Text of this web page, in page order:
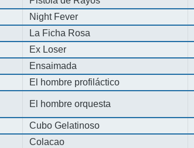
Night Fever
La Ficha Rosa
Ex Loser
Ensaimada
El hombre profiláctico
El hombre orquesta
Cubo Gelatinoso
Colacao